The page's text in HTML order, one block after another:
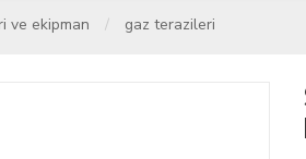
ve ekipman gaz terazileri